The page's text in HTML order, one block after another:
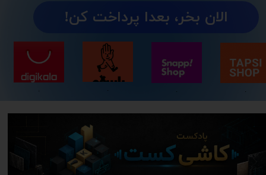
​الان بخر، بعدا پرداخت کن!
. .
. .